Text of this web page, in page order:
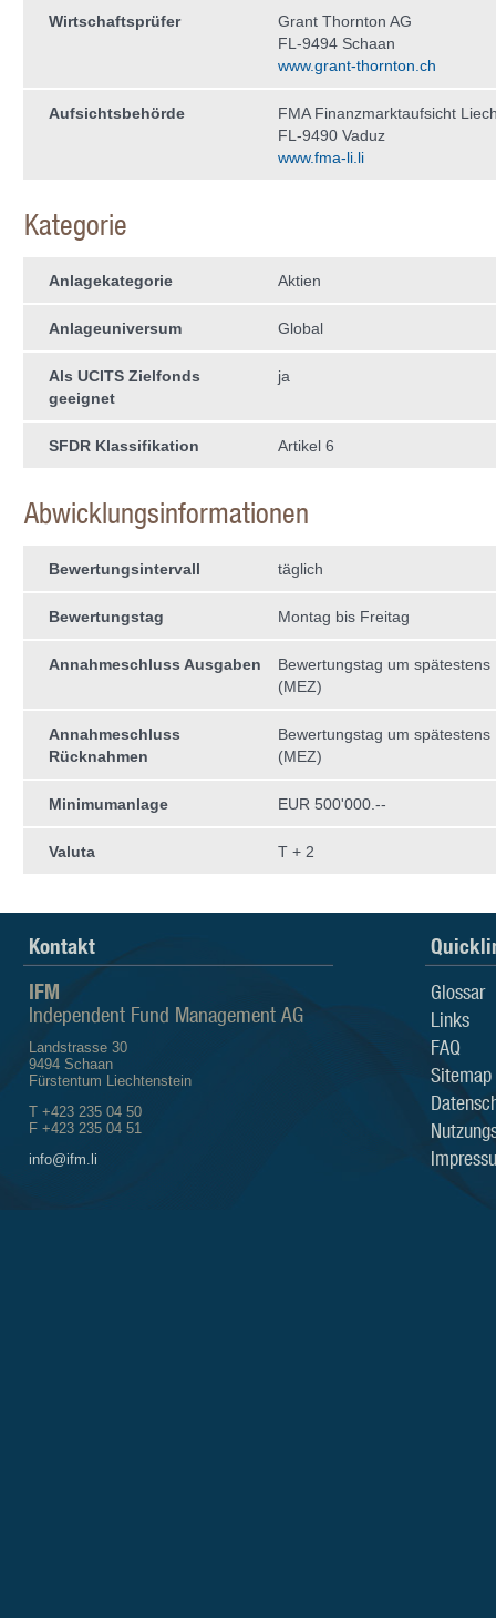
Wirtschaftsprüfer
Grant Thornton AG
FL-9494 Schaan
www.grant-thornton.ch
Aufsichtsbehörde
FMA Finanzmarktaufsicht
FL-9490 Vaduz
www.fma-li.li
Kategorie
Anlagekategorie Aktien
Anlageuniversum Global
Als UCITS Zielfonds
geeignet
ja
SFDR Klassifikation Artikel 6
Abwicklungsinformationen
Bewertungsintervall täglich
Bewertungstag Montag bis Freitag
Annahmeschluss Ausgaben
Bewertungstag um spätestens
(MEZ)
Annahmeschluss
Rücknahmen
Bewertungstag um spätestens
(MEZ)
Minimumanlage EUR 500'000.--
Valuta T + 2
Kontakt
IFM
Independent Fund Management AG
Landstrasse 30
9494 Schaan
Fürstentum Liechtenstein
T +423 235 04 50
F +423 235 04 51
info@ifm.li
Glossar
Links
FAQ
Sitemap